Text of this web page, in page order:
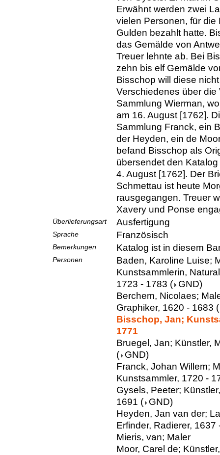
Erwähnt werden zwei
vielen Personen, für die
Gulden bezahlt hatte.
das Gemälde von
Treuer lehnte ab. Bei
zehn bis elf Gemälde
Bisschop will diese
Verschiedenes über die
Sammlung Wierman,
am 16. August [1762].
Sammlung Franck, ein
der Heyden, ein de
befand Bisschop als
übersendet den
4. August [1762]. Der
Schmettau ist heute
rausgegangen. Treuer
Xavery und Ponse
Überlieferungsart Ausfertigung
Sprache Französisch
Bemerkungen Katalog ist in diesem
Personen
Baden, Karoline Luise;
Kunstsammlerin,
1723 - 1783 ( GND)
Berchem, Nicolaes;
Graphiker, 1620 - 1683 (
Bisschop, Jan;
1771
Bruegel, Jan; Künstler,
( GND)
Franck, Johan Willem;
Kunstsammler, 1720 -
Gysels, Peeter;
1691 ( GND)
Heyden, Jan van der;
Erfinder, Radierer, 1637
Mieris, van; Maler
Moor, Carel de;